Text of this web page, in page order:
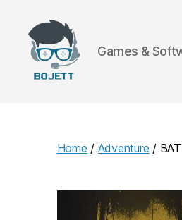
Games &
Home / Adventure /